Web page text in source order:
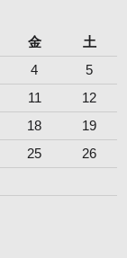
金
土
4
5
11
12
18
19
25
26